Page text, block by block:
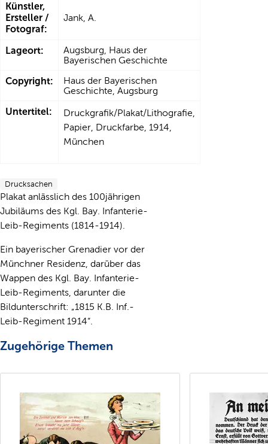
Künstler,
Ersteller /
Fotograf:
Jank, A.
Lageort:
Augsburg, Haus der
Bayerischen Geschichte
Copyright:
Haus der Bayerischen
Geschichte, Augsburg
Untertitel:
Druckgrafik/Plakat/Lithografie,
Papier, Druckfarbe, 1914,
München
Drucksachen
Plakat anlässlich des 100jährigen
Jubiläums des Kgl. Bay. Infanterie-
Leib-Regiments (1814-1914).
Ein bayerischer Grenadier vor der
Münchner Residenz, darüber das
Wappen des Kgl. Bay. Infanterie-
Leib-Regiments, darunter die
Bildunterschrift: „1815 K.B. Inf.-
Leib-Regiment 1914“.
Zugehörige Themen